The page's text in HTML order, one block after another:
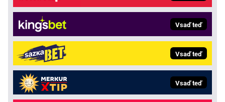
Vsaď teď
Vsaď teď
Vsaď teď